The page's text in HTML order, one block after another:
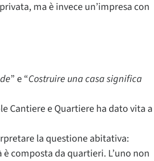
ma è invece un’impresa con
” e “Costruire una casa significa
Cantiere e Quartiere ha dato vita a
la questione abitativa:
composta da quartieri. L’uno non